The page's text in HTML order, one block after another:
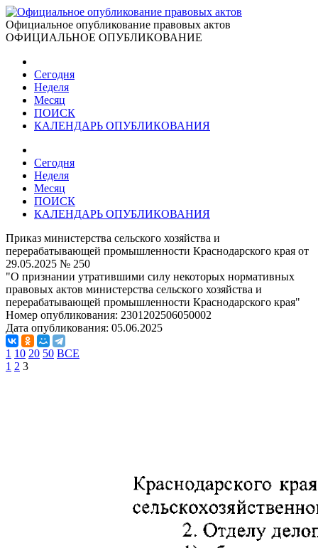
Официальное опубликование правовых актов
ОФИЦИАЛЬНОЕ ОПУБЛИКОВАНИЕ
Сегодня
Неделя
Месяц
ПОИСК
КАЛЕНДАРЬ ОПУБЛИКОВАНИЯ
Сегодня
Неделя
Месяц
ПОИСК
КАЛЕНДАРЬ ОПУБЛИКОВАНИЯ
Приказ министерства сельского хозяйства и
перерабатывающей промышленности Краснодарского края от
29.05.2025 № 250
"О признании утратившими силу некоторых нормативных
правовых актов министерства сельского хозяйства и
перерабатывающей промышленности Краснодарского края"
Номер опубликования: 2301202506050002
Дата опубликования: 05.06.2025
1 10 20 50 ВСЕ
1 2 3